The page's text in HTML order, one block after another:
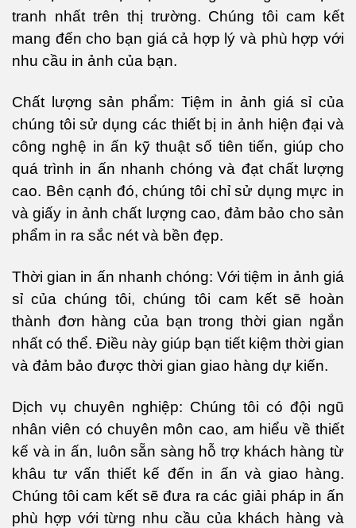
tranh nhất trên thị trường. Chúng tôi cam kết
mang đến cho bạn giá cả hợp lý và phù hợp với
nhu cầu in ảnh của bạn.
Chất lượng sản phẩm: Tiệm in ảnh giá sỉ của
chúng tôi sử dụng các thiết bị in ảnh hiện đại và
công nghệ in ấn kỹ thuật số tiên tiến, giúp cho
quá trình in ấn nhanh chóng và đạt chất lượng
cao. Bên cạnh đó, chúng tôi chỉ sử dụng mực in
và giấy in ảnh chất lượng cao, đảm bảo cho sản
phẩm in ra sắc nét và bền đẹp.
Thời gian in ấn nhanh chóng: Với tiệm in ảnh giá
sỉ của chúng tôi, chúng tôi cam kết sẽ hoàn
thành đơn hàng của bạn trong thời gian ngắn
nhất có thể. Điều này giúp bạn tiết kiệm thời gian
và đảm bảo được thời gian giao hàng dự kiến.
Dịch vụ chuyên nghiệp: Chúng tôi có đội ngũ
nhân viên có chuyên môn cao, am hiểu về thiết
kế và in ấn, luôn sẵn sàng hỗ trợ khách hàng từ
khâu tư vấn thiết kế đến in ấn và giao hàng.
Chúng tôi cam kết sẽ đưa ra các giải pháp in ấn
phù hợp với từng nhu cầu của khách hàng và